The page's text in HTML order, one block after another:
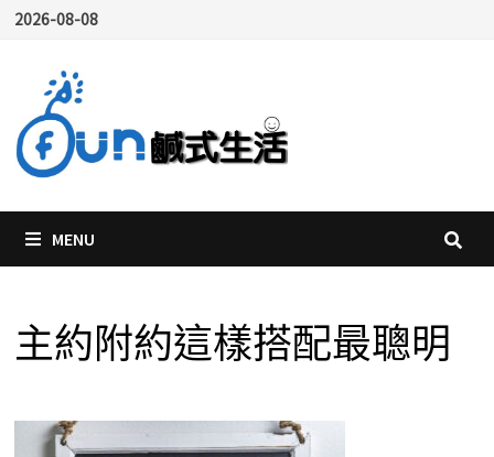
Skip
content
2026-08-08
MENU
主約附約這樣搭配最聰明